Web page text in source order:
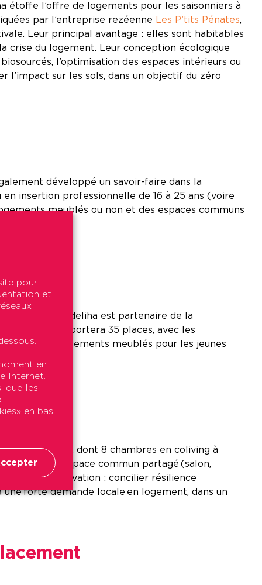
étoffe l’offre de logements pour les saisonniers à
par l’entreprise rezéenne Les P’tits Pénates,
Leur principal avantage : elles sont habitables
crise du logement. Leur conception écologique
l’optimisation des espaces intérieurs ou
sur les sols, dans un objectif du zéro
développé un savoir-faire dans la
insertion professionnelle de 16 à 25 ans (voire
meublés ou non et des espaces communs
bureaux, Podeliha est partenaire de la
comportera 35 places, avec les
construit 9 logements meublés pour les jeunes
sociaux, dont 8 chambres en coliving à
propose un espace commun partagé (salon,
double innovation : concilier résilience
forte demande locale en logement, dans un
pour
et
en
Internet.
que les
en bas